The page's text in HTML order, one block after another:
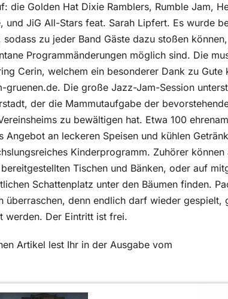
die Golden Hat Dixie Ramblers, Rumble Jam,
und JiG All-Stars feat. Sarah Lipfert. Es wurde
zu jeder Band Gäste dazu stoßen
Programmänderungen möglich sind. Die
Cerin, welchem ein besonderer Dank zu
gruenen.de. Die große Jazz-Jam-Session
der die Mammutaufgabe der
zu bewältigen hat. Etwa 100
Angebot an leckeren Speisen und kühlen
Kinderprogramm. Zuhörer können
Tischen und Bänken, oder auf
Schattenplatz unter den Bäumen finden.
überraschen, denn endlich darf wieder gespielt,
werden. Der Eintritt ist frei.
Artikel lest Ihr in der Ausgabe vom